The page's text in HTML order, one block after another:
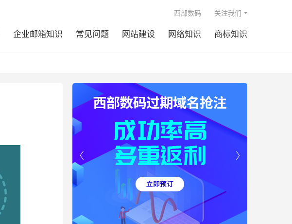
企业邮箱知识 常见问题 网站建设 网络知识 商标知识
西部数码 关注我们

